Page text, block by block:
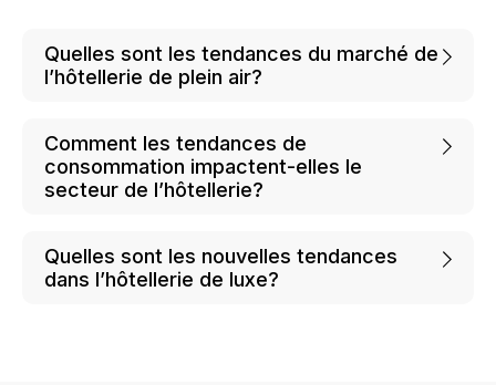
Quelles sont les tendances du marché de
l’hôtellerie de plein air?
Comment les tendances de
consommation impactent-elles le
secteur de l’hôtellerie?
Quelles sont les nouvelles tendances
dans l’hôtellerie de luxe?